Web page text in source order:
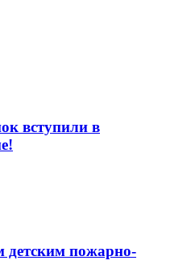
вступили в
детским пожарно-